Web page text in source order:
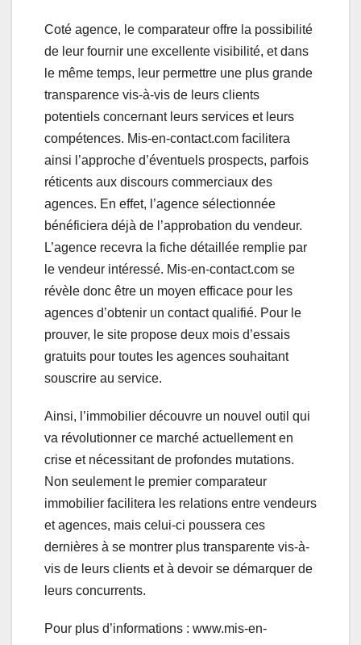
Coté agence, le comparateur offre la possibilité
de leur fournir une excellente visibilité, et dans
le même temps, leur permettre une plus grande
transparence vis-à-vis de leurs clients
potentiels concernant leurs services et leurs
compétences. Mis-en-contact.com facilitera
ainsi l’approche d’éventuels prospects, parfois
réticents aux discours commerciaux des
agences. En effet, l’agence sélectionnée
bénéficiera déjà de l’approbation du vendeur.
L’agence recevra la fiche détaillée remplie par
le vendeur intéressé. Mis-en-contact.com se
révèle donc être un moyen efficace pour les
agences d’obtenir un contact qualifié. Pour le
prouver, le site propose deux mois d’essais
gratuits pour toutes les agences souhaitant
souscrire au service.
Ainsi, l’immobilier découvre un nouvel outil qui
va révolutionner ce marché actuellement en
crise et nécessitant de profondes mutations.
Non seulement le premier comparateur
immobilier facilitera les relations entre vendeurs
et agences, mais celui-ci poussera ces
dernières à se montrer plus transparente vis-à-
vis de leurs clients et à devoir se démarquer de
leurs concurrents.
Pour plus d’informations : www.mis-en-